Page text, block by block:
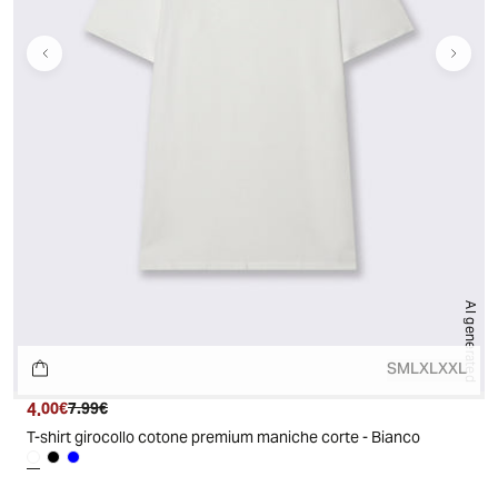
AI generated
SMLXLXXL
Prezzo attuale
4.00€ Prezzo originale
7.99€
T-shirt girocollo cotone premium maniche corte - Bianco